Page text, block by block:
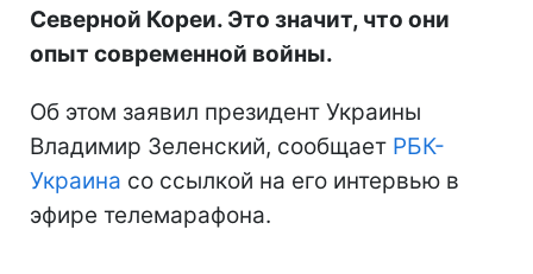
Северной Кореи. Это значит, что они
опыт современной войны.
Об этом заявил президент Украины
Владимир Зеленский, сообщает РБК-
Украина со ссылкой на его интервью в
эфире телемарафона.